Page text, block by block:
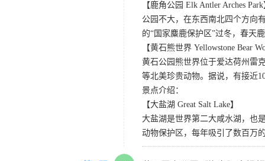
【鹿角公园 Elk Antler Arches
公园不大，在东西南北四个方向
的“国家麋鹿保护区”过冬，春天
【黄石熊世界 Yellowstone Bear
黄石公园熊世界位于爱达荷州雷
等北美珍贵动物。据说，有接近
景点介绍：
【大盐湖 Great Salt Lake】
大盐湖是世界第二大咸水湖，也
动物保护区，每年吸引了数百万